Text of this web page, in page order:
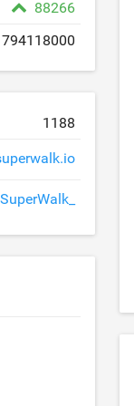
88266
794118000
1188